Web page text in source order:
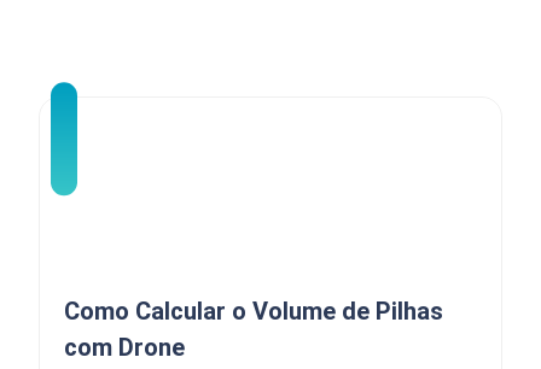
Como Calcular o Volume de Pilhas
com Drone